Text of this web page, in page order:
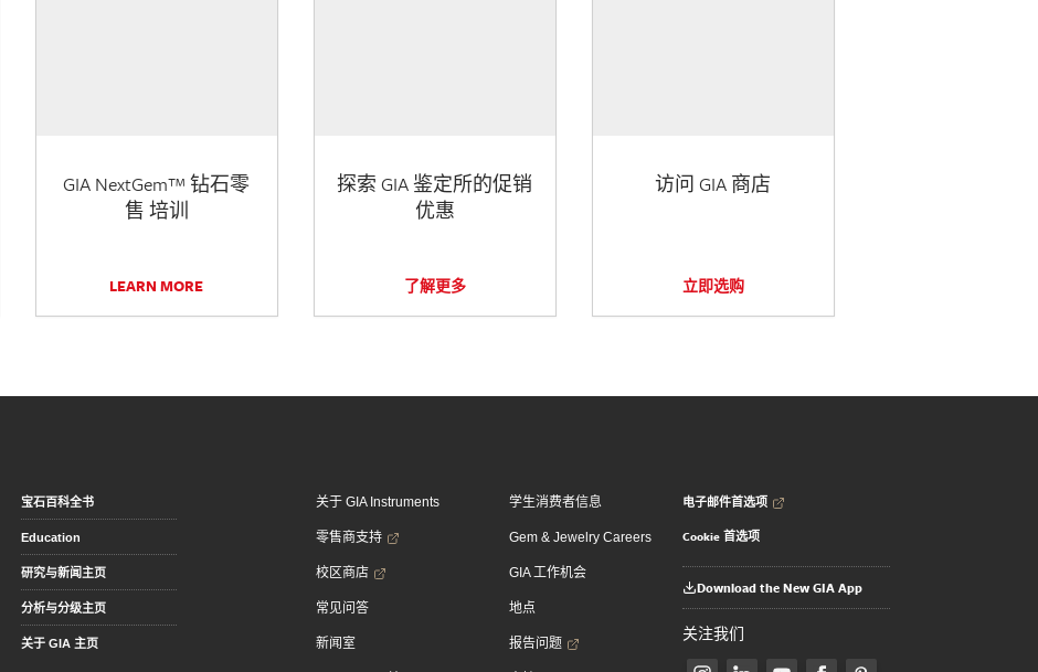
GIA NextGem™ 钻石零
售 培训
LEARN MORE
探索 GIA 鉴定所的促销
优惠
了解更多
访问 GIA 商店
立即选购
宝石百科全书
Education
研究与新闻主页
分析与分级主页
关于 GIA 主页
关于 GIA Instruments
零售商支持
校区商店
常见问答
新闻室
学生消费者信息
Gem & Jewelry Careers
GIA 工作机会
地点
报告问题
电子邮件首选项
Cookie 首选项
Download the New GIA App
关注我们